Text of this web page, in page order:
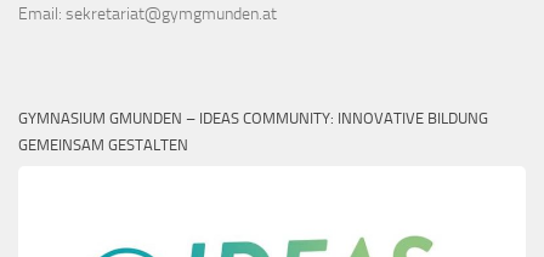
Email: sekretariat@gymgmunden.at
GYMNASIUM GMUNDEN – IDEAS COMMUNITY: INNOVATIVE BILDUNG
GEMEINSAM GESTALTEN